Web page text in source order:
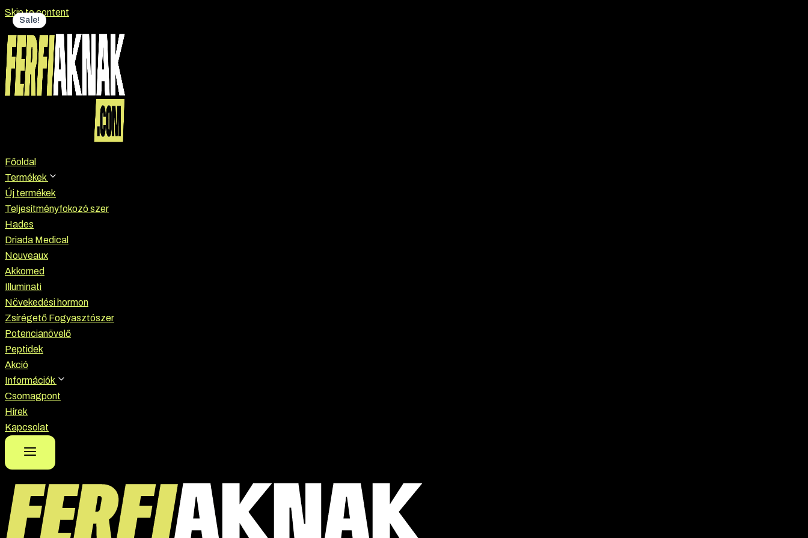
Skip to content
Főoldal
Termékek
Új termékek
Teljesítményfokozó szer
Hades
Driada Medical
Nouveaux
Akkomed
Illuminati
Növekedési hormon
Zsírégető Fogyasztószer
Potencianövelő
Peptidek
Akció
Információk
Csomagpont
Hírek
Kapcsolat
Sale!